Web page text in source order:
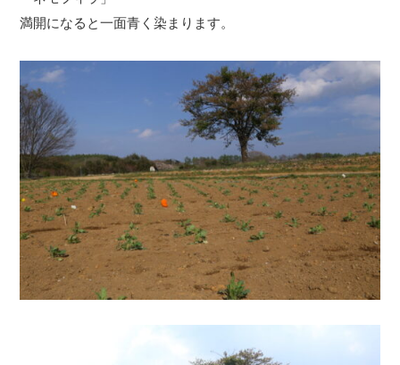
満開になると一面青く染まります。